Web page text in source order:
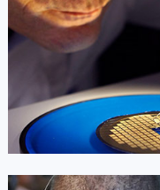
的高级技师之一
Beijing FranckMuller Maintain
center
 北京法穆兰维修